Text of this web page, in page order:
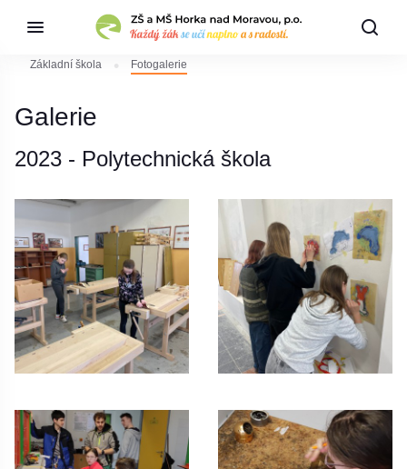
Základní škola Fotogalerie
Galerie
2023 - Polytechnická škola